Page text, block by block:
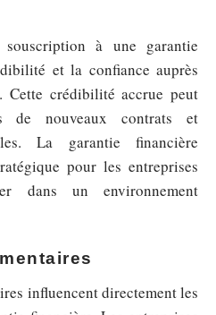
à une garantie
et la confiance auprès
Cette crédibilité accrue peut
de nouveaux contrats et
La garantie financière
pour les entreprises
dans un environnement
influencent directement les